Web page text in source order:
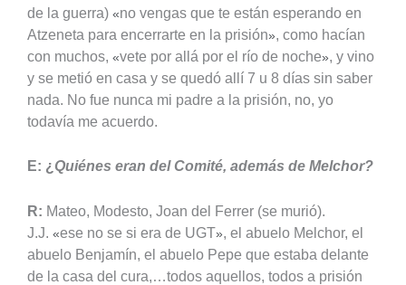
de la guerra) «no vengas que te están esperando en
Atzeneta para encerrarte en la prisión», como hacían
con muchos, «vete por allá por el río de noche», y vino
y se metió en casa y se quedó allí 7 u 8 días sin saber
nada. No fue nunca mi padre a la prisión, no, yo
todavía me acuerdo.
E: ¿ Quiénes eran del Comité, además de Melchor?
R: Mateo, Modesto, Joan del Ferrer (se murió).
J.J. «ese no se si era de UGT», el abuelo Melchor, el
abuelo Benjamín, el abuelo Pepe que estaba delante
de la casa del cura,…todos aquellos, todos a prisión